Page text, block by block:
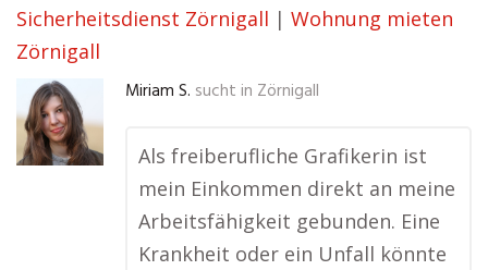
Sicherheitsdienst Zörnigall | Wohnung mieten
Zörnigall
Miriam S. sucht in Zörnigall
Als freiberufliche Grafikerin ist
mein Einkommen direkt an meine
Arbeitsfähigkeit gebunden. Eine
Krankheit oder ein Unfall könnte